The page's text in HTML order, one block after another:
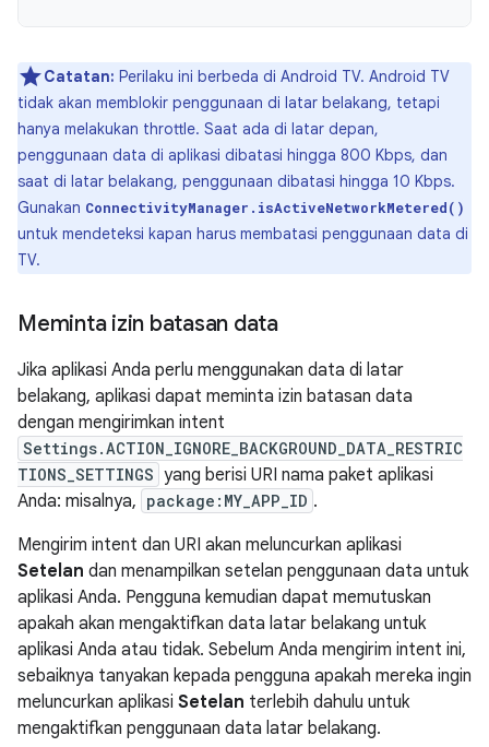
Catatan: Perilaku ini berbeda di Android TV. Android TV
tidak akan memblokir penggunaan di latar belakang, tetapi
hanya melakukan throttle. Saat ada di latar depan,
penggunaan data di aplikasi dibatasi hingga 800 Kbps, dan
saat di latar belakang, penggunaan dibatasi hingga 10 Kbps.
Gunakan ConnectivityManager.isActiveNetworkMetered()
untuk mendeteksi kapan harus membatasi penggunaan data di
TV.
Meminta izin batasan data
Jika aplikasi Anda perlu menggunakan data di latar
belakang, aplikasi dapat meminta izin batasan data
dengan mengirimkan intent
Settings.ACTION_IGNORE_BACKGROUND_DATA_RESTRIC
TIONS_SETTINGS yang berisi URI nama paket aplikasi
Anda: misalnya, package:MY_APP_ID .
Mengirim intent dan URI akan meluncurkan aplikasi
Setelan dan menampilkan setelan penggunaan data untuk
aplikasi Anda. Pengguna kemudian dapat memutuskan
apakah akan mengaktifkan data latar belakang untuk
aplikasi Anda atau tidak. Sebelum Anda mengirim intent ini,
sebaiknya tanyakan kepada pengguna apakah mereka ingin
meluncurkan aplikasi Setelan terlebih dahulu untuk
mengaktifkan penggunaan data latar belakang.